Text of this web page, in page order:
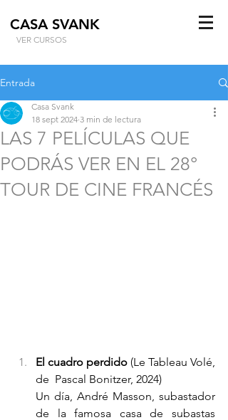
CASA SVANK
VER CURSOS
Entrada
LAS 7 PELÍCULAS QUE
PODRÁS VER EN EL 28°
TOUR DE CINE FRANCÉS
Casa Svank
18 sept 2024 3 min de lectura
El cuadro perdido (Le Tableau Volé,
de  Pascal Bonitzer, 2024)
Un día, André Masson, subastador
de la famosa casa de subastas